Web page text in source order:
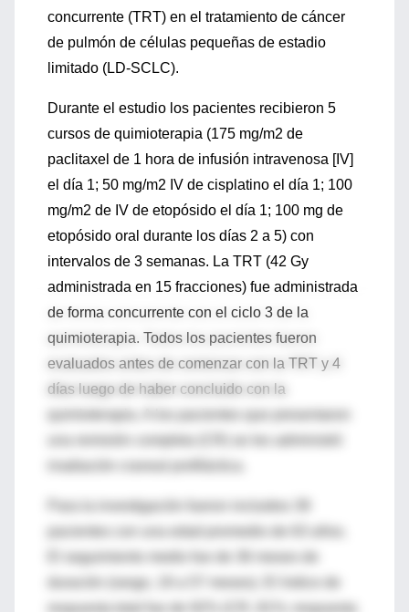
concurrente (TRT) en el tratamiento de cáncer
de pulmón de células pequeñas de estadio
limitado (LD-SCLC).
Durante el estudio los pacientes recibieron 5
cursos de quimioterapia (175 mg/m2 de
paclitaxel de 1 hora de infusión intravenosa [IV]
el día 1; 50 mg/m2 IV de cisplatino el día 1; 100
mg/m2 de IV de etopósido el día 1; 100 mg de
etopósido oral durante los días 2 a 5) con
intervalos de 3 semanas. La TRT (42 Gy
administrada en 15 fracciones) fue administrada
de forma concurrente con el ciclo 3 de la
quimioterapia. Todos los pacientes fueron
evaluados antes de comenzar con la TRT y 4
días luego de haber concluido con la
quimioterapia. A los pacientes que presentaron
Para la investigación fueron incluidos 39
El seguimiento medio fue de 36 meses de
duración (rango, 19 a 57 meses). El índice de